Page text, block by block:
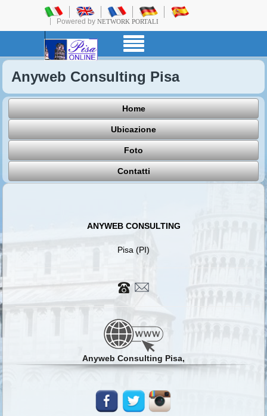
Powered by NETWORK PORTALI
Anyweb Consulting Pisa
Home
Ubicazione
Foto
Contatti
ANYWEB CONSULTING
Pisa (PI)
Anyweb Consulting Pisa,